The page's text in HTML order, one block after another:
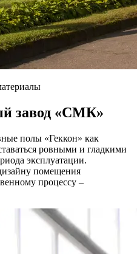
завод «СМК»
полы «Геккон» как
ровными и гладкими
эксплуатации.
помещения
процессу –